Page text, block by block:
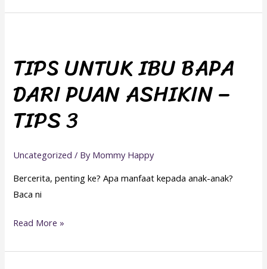
TIPS UNTUK IBU BAPA
DARI PUAN ASHIKIN –
TIPS 3
Uncategorized / By Mommy Happy
Bercerita, penting ke? Apa manfaat kepada anak-anak?
Baca ni
IBU
DARI
PUAN
ASHIKIN
TIPS
3
Read More »